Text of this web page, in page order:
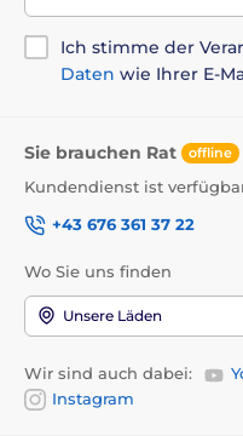
Ich stimme der
Daten wie Ihrer E-
Sie brauchen Rat offline
Kundendienst ist
+43 676 361 37 22
Wo Sie uns finden
Unsere Läden
Wir sind auch dabei:
Instagram